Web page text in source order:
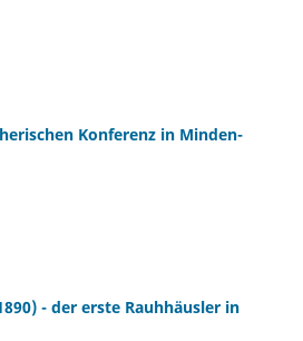
Konferenz in Minden-
- der erste Rauhhäusler in